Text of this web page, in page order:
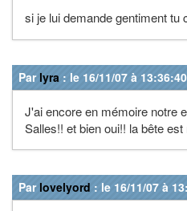
si je lui demande gentiment tu
Par lyra : le 16/11/07 à 13:36:40
J'ai encore en mémoire notre
Salles!! et bien oui!! la bête
Par lovelyord : le 16/11/07 à